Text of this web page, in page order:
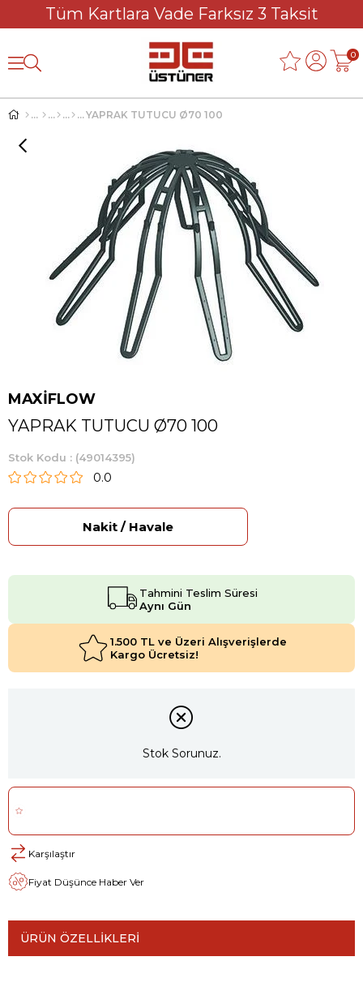
Tüm Kartlara Vade Farksız 3 Taksit
0
YAPRAK TUTUCU Ø70 100
MAXİFLOW
YAPRAK TUTUCU Ø70 100
Stok Kodu (49014395)
0.0
Nakit / Havale
Tahmini Teslim Süresi
Aynı Gün
1.500 TL ve Üzeri Alışverişlerde
Kargo Ücretsiz!
Stok Sorunuz.
Karşılaştır
Fiyat Düşünce Haber Ver
ÜRÜN ÖZELLIKLERI